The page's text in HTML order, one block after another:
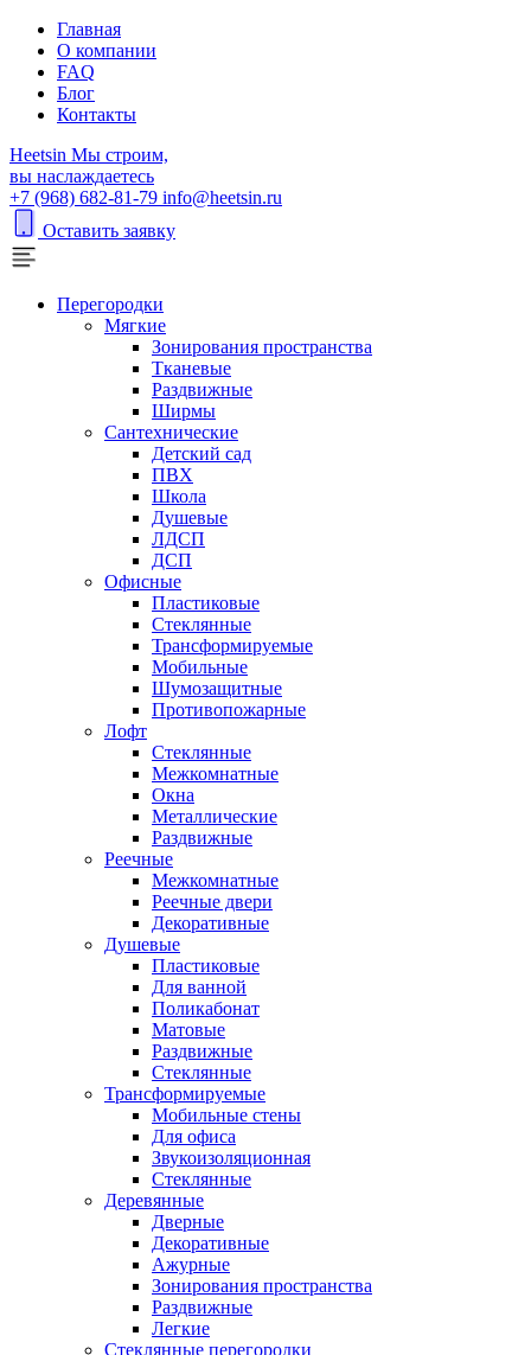
Главная
О компании
FAQ
Блог
Контакты
Heetsin Мы строим,
вы наслаждаетесь
+7 (968) 682-81-79 info@heetsin.ru
Оставить заявку
Перегородки
Мягкие
Зонирования пространства
Тканевые
Раздвижные
Ширмы
Сантехнические
Детский сад
ПВХ
Школа
Душевые
ЛДСП
ДСП
Офисные
Пластиковые
Стеклянные
Трансформируемые
Мобильные
Шумозащитные
Противопожарные
Лофт
Стеклянные
Межкомнатные
Окна
Металлические
Раздвижные
Реечные
Межкомнатные
Реечные двери
Декоративные
Душевые
Пластиковые
Для ванной
Поликабонат
Матовые
Раздвижные
Стеклянные
Трансформируемые
Мобильные стены
Для офиса
Звукоизоляционная
Стеклянные
Деревянные
Дверные
Декоративные
Ажурные
Зонирования пространства
Раздвижные
Легкие
Стеклянные перегородки